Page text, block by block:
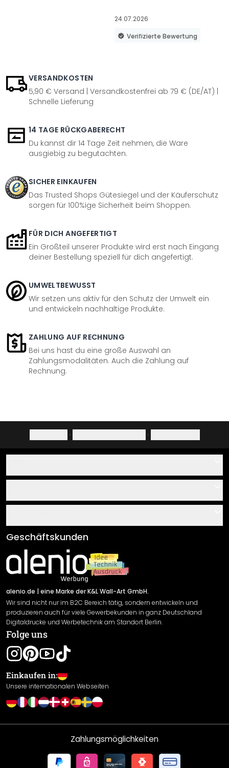
24.07.2026
Verifizierte Bewertung
VERSANDKOSTEN
5,90 € Versand | Versandkostenfrei ab 79 € (DE/AT) |
Schnelle Lieferung
14 TAGE RÜCKGABERECHT
Du kannst dir 14 Tage Zeit nehmen, die Ware
ausgiebig zu begutachten.
SICHER EINKAUFEN
Das Trusted Shops Gütesiegel und der Käuferschutz
sorgen für 100%ige Sicherheit beim Shoppen.
FÜR DICH ANGEFERTIGT
Ein Großteil unserer Produkte wird erst nach Eingang
deiner Bestellung speziell für dich angefertigt.
UMWELTBEWUSST
Wir setzen uns aktiv für den Schutz der Umwelt ein
und entwickeln nachhaltige Produkte.
ZAHLUNG AUF RECHNUNG
Bei uns hast du eine große Auswahl an
Zahlungsmodalitäten. Auch die Zahlung auf
Rechnung.
· ·
Über uns
Klebe- und Montageanleitungen
Newsletter An-/Abmeldung
Sendungsverfolgung
AGB
Impressum
Versand & Zahlung
Rücksendung
Widerrufsrecht
Datenschutzerklärung
Gewährleistung
Leistungserklärung / CE-Zeichen
Cookie Einstellungen
Geschäftskunden
alenio.de | eine Marke der K&L Wall-Art GmbH.
Wir sind nicht nur im B2C Bereich tätig, sondern entwickeln und
produzieren auch für viele Gewerbekunden in ganz Deutschland
Digitaldrucke und Werbetechnik am Standort Berlin.
Folge uns
Einkaufen in:
Unsere internationalen Webseiten
Zahlungsmöglichkeiten